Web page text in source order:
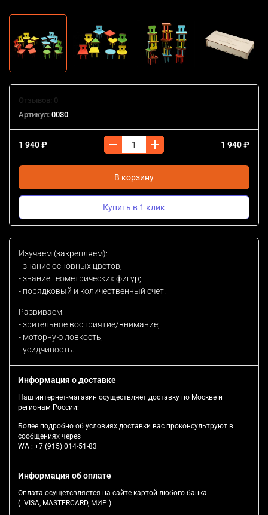
Отзывов: 0
Артикул: 0030
1 940 ₽ 1 940 ₽
В корзину
Купить в 1 клик
Изучаем (закрепляем):
- знание основных цветов;
- знание геометрических фигур;
- порядковый и количественный счет.
Развиваем:
- зрительное восприятие/внимание;
- моторную ловкость;
- усидчивость.
Информация о доставке
Наш интернет-магазин осуществляет доставку по Москве и
регионам России:
Более подробно об условиях доставки вас проконсультруют в
сообщениях через
WA : +7 (915) 014-51-83
Информация об оплате
Оплата осущетсвляется на сайте картой любого банка
( VISA, MASTERCARD, МИР )